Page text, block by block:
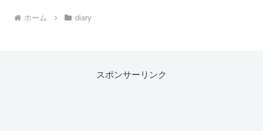
ホーム diary
スポンサーリンク